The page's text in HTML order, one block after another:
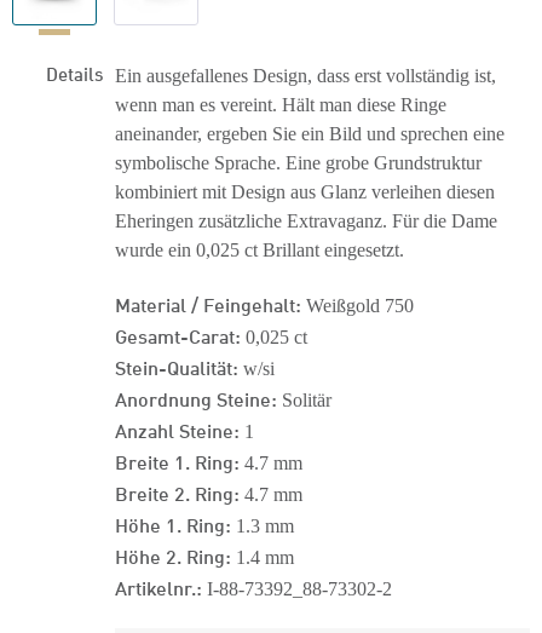
Details Ein ausgefallenes Design, dass erst vollständig ist,
wenn man es vereint. Hält man diese Ringe
aneinander, ergeben Sie ein Bild und sprechen eine
symbolische Sprache. Eine grobe Grundstruktur
kombiniert mit Design aus Glanz verleihen diesen
Eheringen zusätzliche Extravaganz. Für die Dame
wurde ein 0,025 ct Brillant eingesetzt.
Material / Feingehalt: Weißgold 750
Gesamt-Carat: 0,025 ct
Stein-Qualität: w/si
Anordnung Steine: Solitär
Anzahl Steine: 1
Breite 1. Ring: 4.7 mm
Breite 2. Ring: 4.7 mm
Höhe 1. Ring: 1.3 mm
Höhe 2. Ring: 1.4 mm
Artikelnr.: I-88-73392_88-73302-2